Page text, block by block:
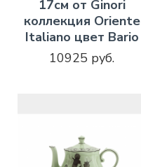
17см от Ginori
коллекция Oriente
Italiano цвет Bario
10925 руб.